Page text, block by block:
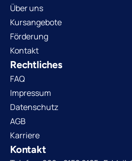
Über uns
Kursangebote
Förderung
Kontakt
Rechtliches
FAQ
Impressum
Datenschutz
AGB
Karriere
Kontakt